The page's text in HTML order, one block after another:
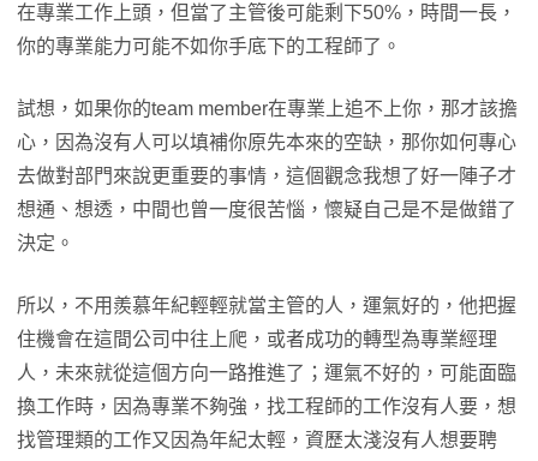
在專業工作上頭，但當了主管後可能剩下50%，時間一長，
你的專業能力可能不如你手底下的工程師了。
試想，如果你的team member在專業上追不上你，那才該擔
心，因為沒有人可以填補你原先本來的空缺，那你如何專心
去做對部門來說更重要的事情，這個觀念我想了好一陣子才
想通、想透，中間也曾一度很苦惱，懷疑自己是不是做錯了
決定。
所以，不用羨慕年紀輕輕就當主管的人，運氣好的，他把握
住機會在這間公司中往上爬，或者成功的轉型為專業經理
人，未來就從這個方向一路推進了；運氣不好的，可能面臨
換工作時，因為專業不夠強，找工程師的工作沒有人要，想
找管理類的工作又因為年紀太輕，資歷太淺沒有人想要聘